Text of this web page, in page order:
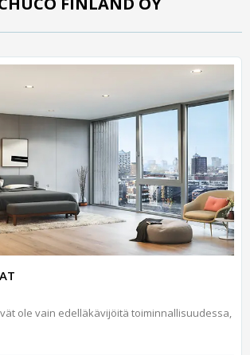
ole vain edelläkävijöitä toiminnallisuudessa,